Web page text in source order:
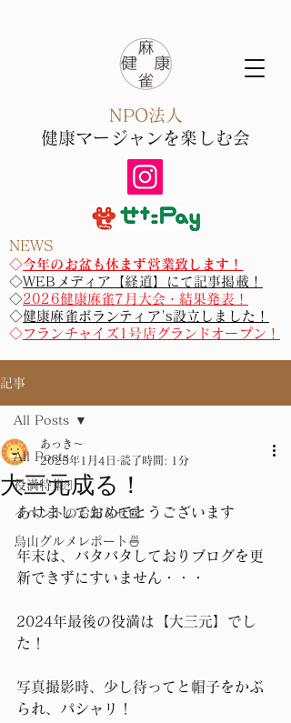
NPO法人
健康マー ジャン​を楽しむ会
NEWS
​​◇今年のお盆も休まず営業致します！
◇WEBメディア【経道】にて記事掲載！
◇2026健康麻雀7月大会・結果発表！
◇健康麻雀ボランティア's設立しました！
◇フランチャイズ1号店グランドオープン！
記事
All Posts
役満特集🀄
イベントのお知らせ📰
烏山グルメレポート🍜
All Posts
大三元成る！
あっき～
2025年1月4日
読了時間: 1分
あけましておめでとうございます
年末は、バタバタしておりブログを更
新できずにすいません・・・
2024年最後の役満は【大三元】でし
た！
写真撮影時、少し待ってと帽子をかぶ
られ、パシャリ！